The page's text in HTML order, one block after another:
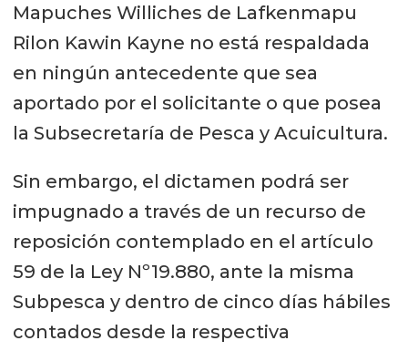
Mapuches Williches de Lafkenmapu
Rilon Kawin Kayne no está respaldada
en ningún antecedente que sea
aportado por el solicitante o que posea
la Subsecretaría de Pesca y Acuicultura.
Sin embargo, el dictamen podrá ser
impugnado a través de un recurso de
reposición contemplado en el artículo
59 de la Ley Nº19.880, ante la misma
Subpesca y dentro de cinco días hábiles
contados desde la respectiva